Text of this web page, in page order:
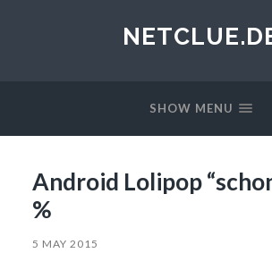
SHOW MENU
Android Lolipop
%
5 MAY 2015